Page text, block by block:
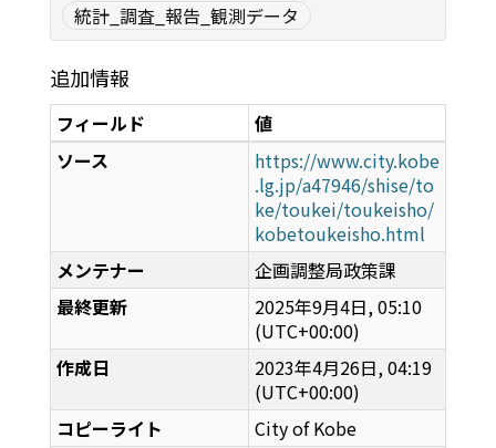
統計_調査_報告_観測データ
追加情報
フィールド
値
ソース
https://www.city.kobe
.lg.jp/a47946/shise/to
ke/toukei/toukeisho/
kobetoukeisho.html
メンテナー
企画調整局政策課
最終更新
2025年9月4日, 05:10
(UTC+00:00)
作成日
2023年4月26日, 04:19
(UTC+00:00)
コピーライト
City of Kobe